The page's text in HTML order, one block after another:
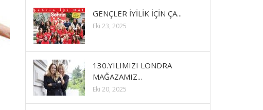
GENÇLER İYİLİK İÇİN ÇA...
Eki 23, 2025
130.YILIMIZI LONDRA
MAĞAZAMIZ...
Eki 20, 2025